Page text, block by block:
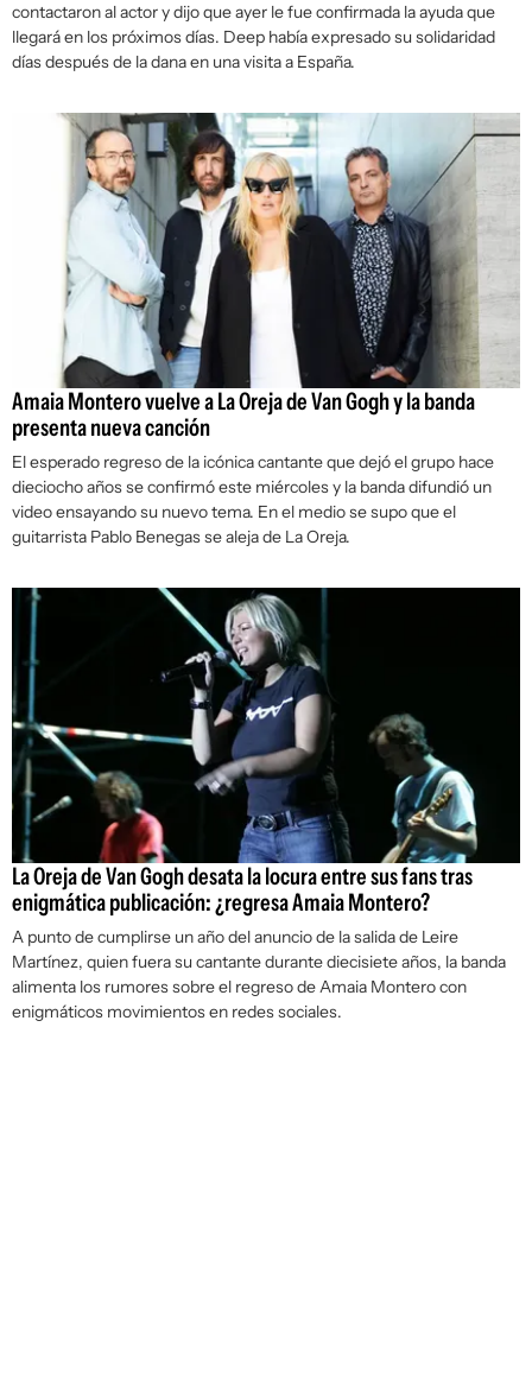
contactaron al actor y dijo que ayer le fue confirmada la ayuda que
llegará en los próximos días. Deep había expresado su solidaridad
días después de la dana en una visita a España.
Amaia Montero vuelve a La Oreja de Van Gogh y la banda
presenta nueva canción
El esperado regreso de la icónica cantante que dejó el grupo hace
dieciocho años se confirmó este miércoles y la banda difundió un
video ensayando su nuevo tema. En el medio se supo que el
guitarrista Pablo Benegas se aleja de La Oreja.
La Oreja de Van Gogh desata la locura entre sus fans tras
enigmática publicación: ¿regresa Amaia Montero?
A punto de cumplirse un año del anuncio de la salida de Leire
Martínez, quien fuera su cantante durante diecisiete años, la banda
alimenta los rumores sobre el regreso de Amaia Montero con
enigmáticos movimientos en redes sociales.